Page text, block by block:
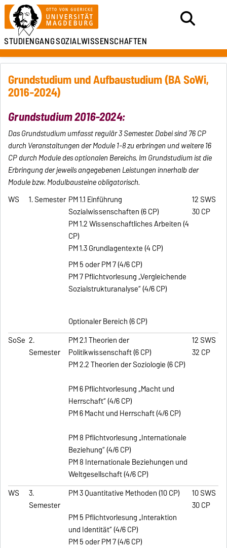
STUDIENGANGSOZIALWISSENSCHAFTEN
Grundstudium und Aufbaustudium (BA SoWi,
2016-2024)
Grundstudium 2016-2024:
Das Grundstudium umfasst regulär 3 Semester. Dabei sind 76 CP
durch Veranstaltungen der Module 1-8 zu erbringen und weitere 16
CP durch Module des optionalen Bereichs. Im Grundstudium ist die
Erbringung der jeweils angegebenen Leistungen innerhalb der
Module bzw. Modulbausteine obligatorisch.
WS
1. Semester PM 1.1 Einführung
Sozialwissenschaften (6 CP)
PM 1.2 Wissenschaftliches Arbeiten (4
CP)
PM 1.3 Grundlagentexte (4 CP)
PM 5 oder PM 7 (4/6 CP)
PM 7 Pflichtvorlesung „Vergleichende
Sozialstrukturanalyse“ (4/6 CP)
Optionaler Bereich (6 CP)
12 SWS
30 CP
SoSe 2.
Semester
PM 2.1 Theorien der
Politikwissenschaft (6 CP)
PM 2.2 Theorien der Soziologie (6 CP)
PM 6 Pflichtvorlesung „Macht und
Herrschaft“ (4/6 CP)
PM 6 Macht und Herrschaft (4/6 CP)
PM 8 Pflichtvorlesung „Internationale
Beziehung“ (4/6 CP)
PM 8 Internationale Beziehungen und
Weltgesellschaft (4/6 CP)
12 SWS
32 CP
WS
3.
Semester
PM 3 Quantitative Methoden (10 CP)
PM 5 Pflichtvorlesung „Interaktion
und Identität“ (4/6 CP)
PM 5 oder PM 7 (4/6 CP)
10 SWS
30 CP